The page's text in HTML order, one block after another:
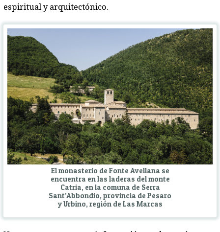
espiritual y arquitectónico.
El monasterio de Fonte Avellana se
encuentra en las laderas del monte
Catria, en la comuna de Serra
Sant’Abbondio, provincia de Pesaro
y Urbino, región de Las Marcas